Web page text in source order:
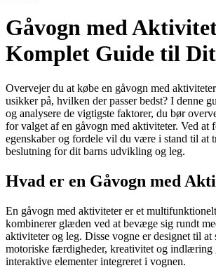
Gåvogn med
Komplet Guide til
Overvejer du at købe en gåvogn med
usikker på, hvilken der passer bedst? I denne
og analysere de vigtigste faktorer, du bør
for valget af en gåvogn med aktiviteter. Ved at
egenskaber og fordele vil du være i stand til at
beslutning for dit barns udvikling og leg.
Hvad er en Gåvogn med
En gåvogn med aktiviteter er et
kombinerer glæden ved at bevæge sig rundt
aktiviteter og leg. Disse vogne er designet til at
motoriske færdigheder, kreativitet og indlæring
interaktive elementer integreret i vognen.